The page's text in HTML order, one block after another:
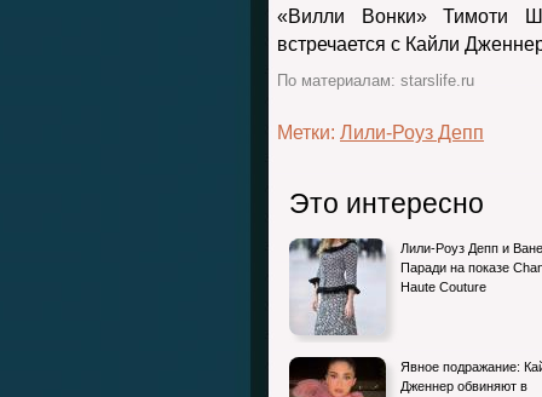
«Вилли Вонки» Тимоти
встречается с Кайли
По материалам: starslife.ru
Метки: Лили-Роуз Депп
Это интересно
Лили-Роуз Депп и
Паради на показе
Haute Couture
Явное подражание:
Дженнер обвиняют в